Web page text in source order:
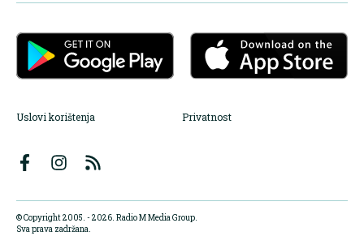
Uslovi korištenja Privatnost
© Copyright 2005. - 2026. Radio M Media Group.
Sva prava zadržana.